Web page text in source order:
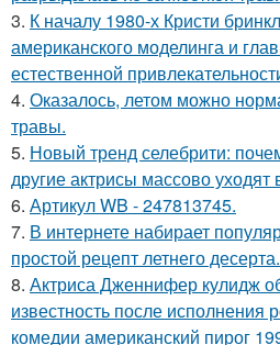
3. К началу 1980-х Кристи
американского моделинга и
естественной
4. Оказалось, летом можно
травы.
5. Новый тренд селебрити:
другие актрисы массово уходят
6. Артикул WB - 247813745.
7. В интернете набирает
простой рецепт летнего десерта.
8. Актриса Дженнифер кулидж
известность после
комедии американский пирог